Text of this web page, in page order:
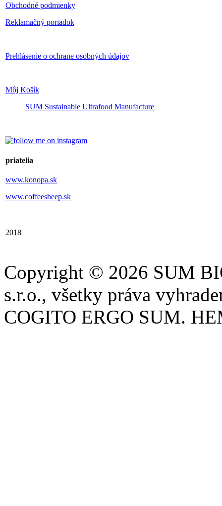
Obchodné podmienky
Reklamačný poriadok
Prehlásenie o ochrane osobných údajov
Môj Košík
SUM Sustainable Ultrafood Manufacture
priatelia
www.konopa.sk
www.coffeesheep.sk
2018
Copyright © 2026 SUM
s.r.o., všetky práva
COGITO ERGO SUM.